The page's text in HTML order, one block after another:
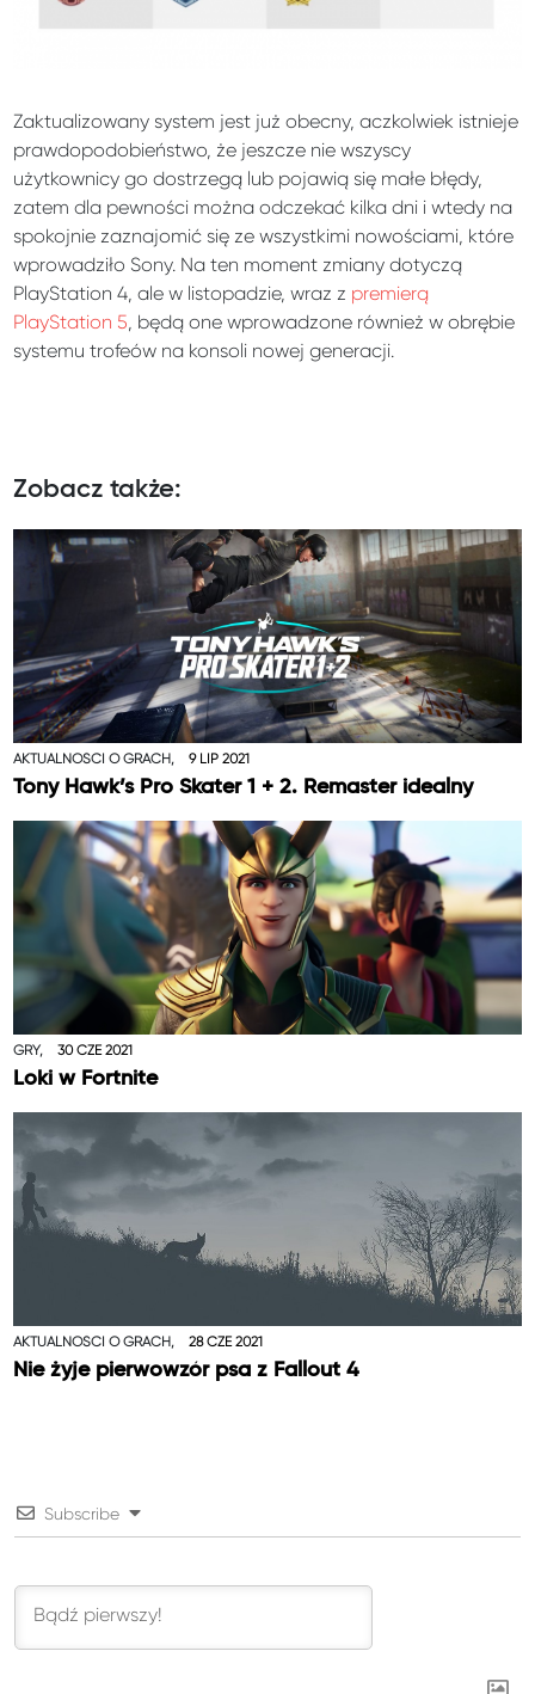
Zaktualizowany system jest już obecny, aczkolwiek istnieje
prawdopodobieństwo, że jeszcze nie wszyscy
użytkownicy go dostrzegą lub pojawią się małe błędy,
zatem dla pewności można odczekać kilka dni i wtedy na
spokojnie zaznajomić się ze wszystkimi nowościami, które
wprowadziło Sony. Na ten moment zmiany dotyczą
PlayStation 4, ale w listopadzie, wraz z premierą
PlayStation 5 , będą one wprowadzone również w obrębie
systemu trofeów na konsoli nowej generacji.
Zobacz także:
AKTUALNOŚCI O GRACH, 9 LIP 2021
Tony Hawk’s Pro Skater 1 + 2. Remaster idealny
GRY, 30 CZE 2021
Loki w Fortnite
AKTUALNOŚCI O GRACH, 28 CZE 2021
Nie żyje pierwowzór psa z Fallout 4
Subscribe